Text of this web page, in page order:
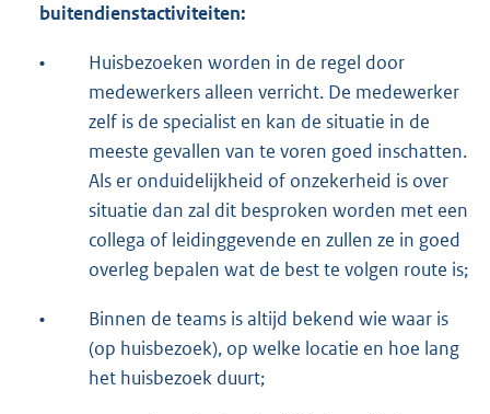
buitendienstactiviteiten:
•
Huisbezoeken worden in de regel door
medewerkers alleen verricht. De medewerker
zelf is de specialist en kan de situatie in de
meeste gevallen van te voren goed inschatten.
Als er onduidelijkheid of onzekerheid is over
situatie dan zal dit besproken worden met een
collega of leidinggevende en zullen ze in goed
overleg bepalen wat de best te volgen route is;
•
Binnen de teams is altijd bekend wie waar is
(op huisbezoek), op welke locatie en hoe lang
het huisbezoek duurt;